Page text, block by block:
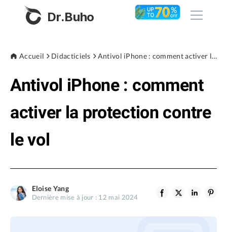
Dr.Buho
Produits
BuhoCleaner
BuhoUnlocker
BuhoRepair
BuhoLaunchpad
Boutique
Blog
Accueil Didacticiels Antivol iPhone : comment activer la protection contre le vol
Antivol iPhone : comment
activer la protection contre
le vol
Eloise Yang
Dernière mise à jour : 12 mai 2024